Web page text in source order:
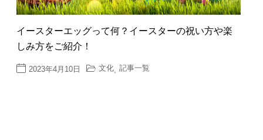
イースターエッグって何？イースターの祝い方や楽
しみ方をご紹介！
2023年4月10日 文化 記事一覧